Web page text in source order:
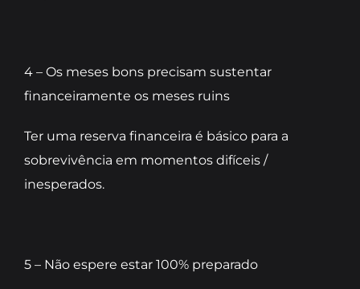
4 – Os meses bons precisam sustentar
financeiramente os meses ruins
Ter uma reserva financeira é básico para a
sobrevivência em momentos difíceis /
inesperados.
5 – Não espere estar 100% preparado